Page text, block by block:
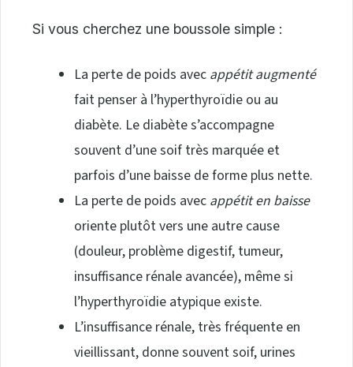
Si vous cherchez une boussole simple :
La perte de poids avec appétit augmenté
fait penser à l’hyperthyroïdie ou au
diabète. Le diabète s’accompagne
souvent d’une soif très marquée et
parfois d’une baisse de forme plus nette.
La perte de poids avec appétit en baisse
oriente plutôt vers une autre cause
(douleur, problème digestif, tumeur,
insuffisance rénale avancée), même si
l’hyperthyroïdie atypique existe.
L’insuffisance rénale, très fréquente en
vieillissant, donne souvent soif, urines